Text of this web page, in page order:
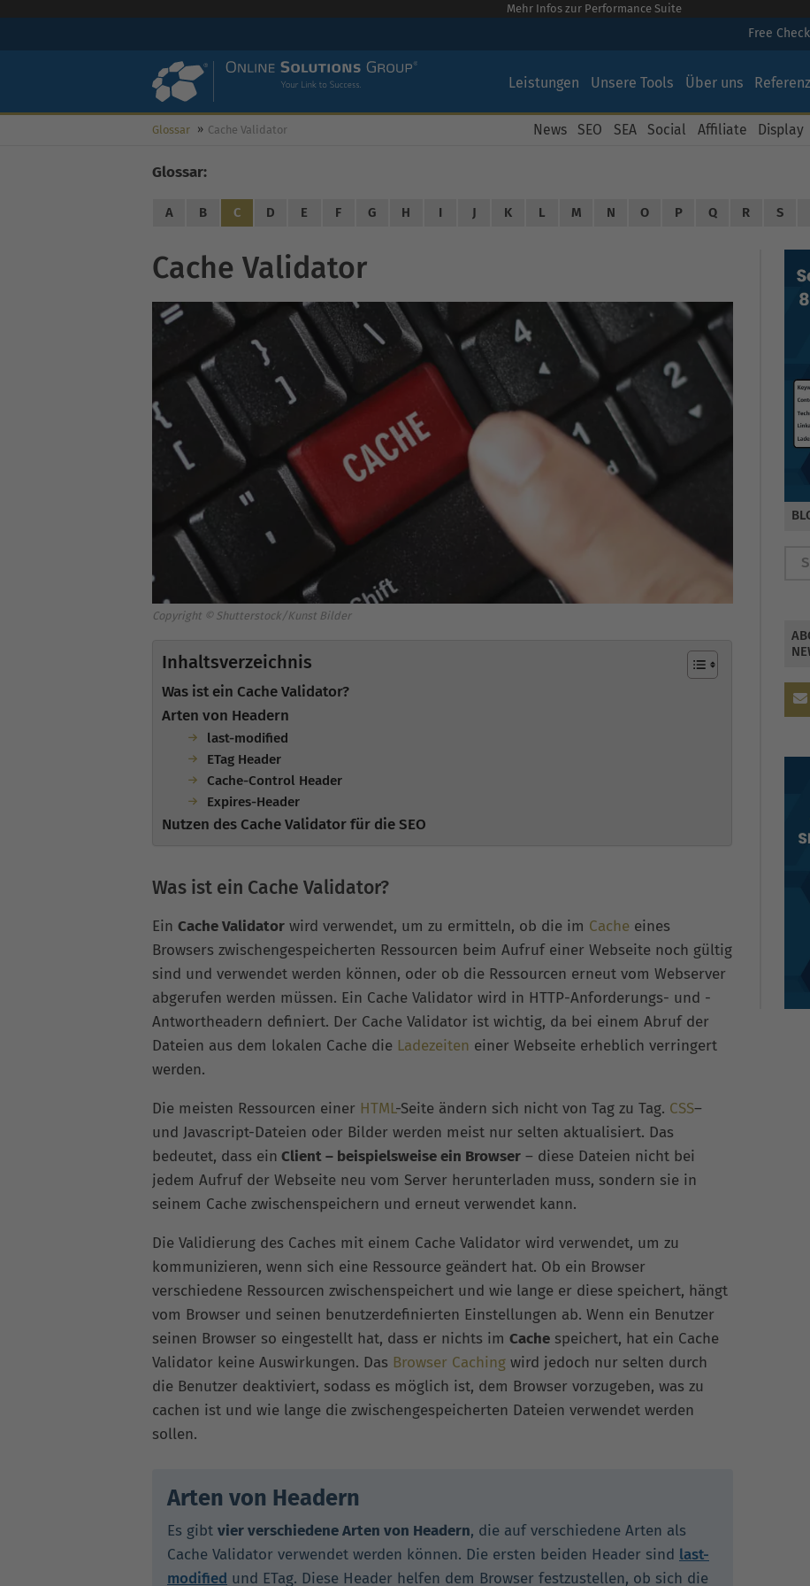
Mehr Infos zur Performance Suite
Free
Leistungen Unsere Tools Über uns
Glossar Cache Validator News SEO SEA Social Affiliate Display
Glossar:
A B C D E F G H I J K L M N O P Q R S
Cache Validator
Copyright © Shutterstock/Kunst Bilder
Inhaltsverzeichnis
Was ist ein Cache Validator?
Arten von Headern
last-modified
ETag Header
Cache-Control Header
Expires-Header
Nutzen des Cache Validator für die SEO
Was ist ein Cache Validator?
Ein Cache Validator wird verwendet, um zu ermitteln, ob die im Cache eines
Browsers zwischengespeicherten Ressourcen beim Aufruf einer Webseite noch gültig
sind und verwendet werden können, oder ob die Ressourcen erneut vom Webserver
abgerufen werden müssen. Ein Cache Validator wird in HTTP-Anforderungs- und -
Antwortheadern definiert. Der Cache Validator ist wichtig, da bei einem Abruf der
Dateien aus dem lokalen Cache die Ladezeiten einer Webseite erheblich verringert
werden.
Die meisten Ressourcen einer HTML-Seite ändern sich nicht von Tag zu Tag. CSS–
und Javascript-Dateien oder Bilder werden meist nur selten aktualisiert. Das
bedeutet, dass ein Client – beispielsweise ein Browser – diese Dateien nicht bei
jedem Aufruf der Webseite neu vom Server herunterladen muss, sondern sie in
seinem Cache zwischenspeichern und erneut verwendet kann.
Die Validierung des Caches mit einem Cache Validator wird verwendet, um zu
kommunizieren, wenn sich eine Ressource geändert hat. Ob ein Browser
verschiedene Ressourcen zwischenspeichert und wie lange er diese speichert, hängt
vom Browser und seinen benutzerdefinierten Einstellungen ab. Wenn ein Benutzer
seinen Browser so eingestellt hat, dass er nichts im Cache speichert, hat ein Cache
Validator keine Auswirkungen. Das Browser Caching wird jedoch nur selten durch
die Benutzer deaktiviert, sodass es möglich ist, dem Browser vorzugeben, was zu
cachen ist und wie lange die zwischengespeicherten Dateien verwendet werden
sollen.
Arten von Headern
Es gibt vier verschiedene Arten von Headern, die auf verschiedene Arten als
Cache Validator verwendet werden können. Die ersten beiden Header sind last-
modified und ETag. Diese Header helfen dem Browser festzustellen, ob sich die